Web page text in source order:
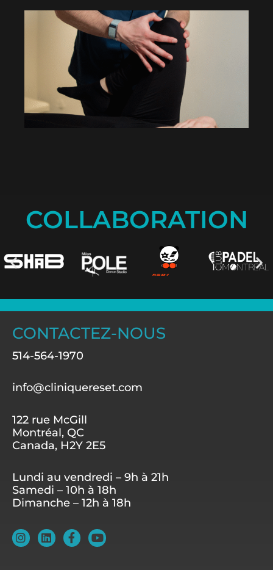
COLLABORATION
CONTACTEZ-NOUS
514-564-1970
info@cliniquereset.com
122 rue McGill
Montréal, QC
Canada, H2Y 2E5
Lundi au vendredi – 9h à 21h
Samedi – 10h à 18h
Dimanche – 12h à 18h
I
n
L
i
F
a
Y
o